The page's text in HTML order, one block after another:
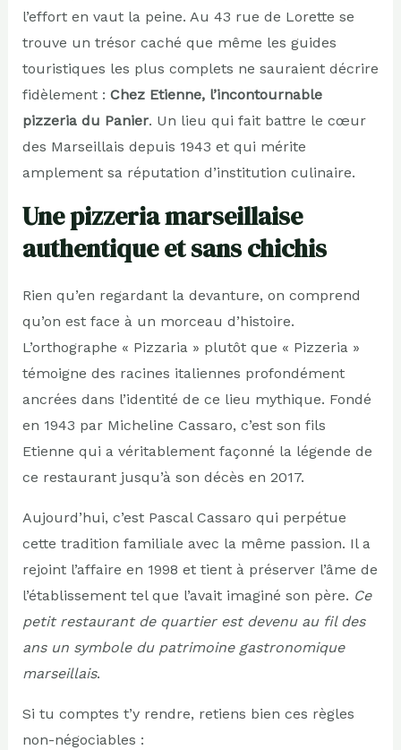
l’effort en vaut la peine. Au 43 rue de Lorette se
trouve un trésor caché que même les guides
touristiques les plus complets ne sauraient décrire
fidèlement : Chez Etienne, l’incontournable
pizzeria du Panier. Un lieu qui fait battre le cœur
des Marseillais depuis 1943 et qui mérite
amplement sa réputation d’institution culinaire.
Une pizzeria marseillaise
authentique et sans chichis
Rien qu’en regardant la devanture, on comprend
qu’on est face à un morceau d’histoire.
L’orthographe « Pizzaria » plutôt que « Pizzeria »
témoigne des racines italiennes profondément
ancrées dans l’identité de ce lieu mythique. Fondé
en 1943 par Micheline Cassaro, c’est son fils
Etienne qui a véritablement façonné la légende de
ce restaurant jusqu’à son décès en 2017.
Aujourd’hui, c’est Pascal Cassaro qui perpétue
cette tradition familiale avec la même passion. Il a
rejoint l’affaire en 1998 et tient à préserver l’âme de
l’établissement tel que l’avait imaginé son père. Ce
petit restaurant de quartier est devenu au fil des
ans un symbole du patrimoine gastronomique
marseillais.
Si tu comptes t’y rendre, retiens bien ces règles
non-négociables :